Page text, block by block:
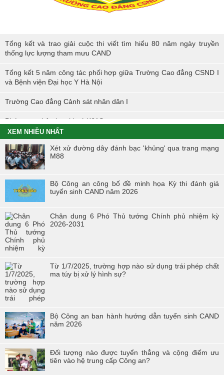
lực lượng tham mưu CAND
Tổng kết và trao giải cuộc thi viết tìm hiểu 80 năm ngày truyền
thống lực lượng tham mưu CAND
Tổng kết 5 năm công tác phối hợp giữa Trường Cao đẳng CSND I
và Bệnh viện Đại học Y Hà Nội
Trường Cao đẳng Cảnh sát nhân dân I
Phóng sự nhập học khoá K61S
Tổng kết hoạt động thực tế đợt I - K60S
Các sự kiện tiêu biểu của Tuổi trẻ Nhà trường năm học 2023-2024
TÔI LÀM CÔNG AN XÃ
Hoạt động thực tế chính trị của cán bộ, học viên tại Hoà Bình
Hội thi tìm hiểu, sáng kiến về phòng, chống tác hại của thuốc lá
trong tuổi trẻ Trường Cao đẳng Cảnh sát nhân dân I
Tuổi trẻ Trường Cao đẳng CSND I tích cực triển khai đề án 06 của
XEM NHIỀU NHẤT
Xét xử đường dây đánh bạc 'khủng' qua trang mạng
M88
Bộ Công an công bố đề minh họa Kỳ thi đánh giá
tuyển sinh CAND năm 2026
Chân dung 6 Phó Thủ tướng Chính phủ nhiệm kỳ
2026-2031
Từ 1/7/2025, trường hợp nào sử dụng trái phép chất
ma túy bị xử lý hình sự?
Bộ Công an ban hành hướng dẫn tuyển sinh CAND
năm 2026
Đối tượng nào được tuyển thẳng và cộng điểm ưu
tiên vào hệ trung cấp Công an?